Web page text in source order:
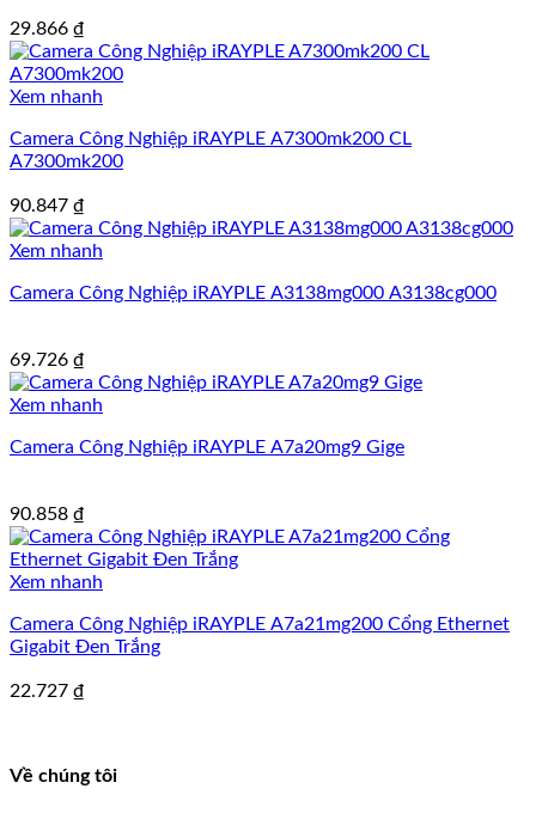
29.866 ₫
Xem nhanh
Camera Công Nghiệp iRAYPLE A7300mk200 CL
A7300mk200
90.847 ₫
Xem nhanh
Camera Công Nghiệp iRAYPLE A3138mg000 A3138cg000
69.726 ₫
Xem nhanh
Camera Công Nghiệp iRAYPLE A7a20mg9 Gige
90.858 ₫
Xem nhanh
Camera Công Nghiệp iRAYPLE A7a21mg200 Cổng Ethernet
Gigabit Đen Trắng
22.727 ₫
Về chúng tôi